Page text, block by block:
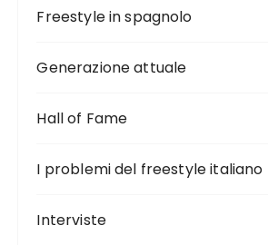
Freestyle in spagnolo
Generazione attuale
Hall of Fame
I problemi del freestyle italiano
Interviste